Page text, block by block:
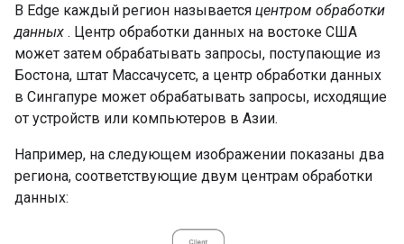
В Edge каждый регион называется центром обработки
данных . Центр обработки данных на востоке США
может затем обрабатывать запросы, поступающие из
Бостона, штат Массачусетс, а центр обработки данных
в Сингапуре может обрабатывать запросы, исходящие
от устройств или компьютеров в Азии.
Например, на следующем изображении показаны два
региона, соответствующие двум центрам обработки
данных: